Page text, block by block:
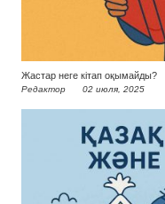
Жастар неге кітап оқымайды?
Редактор 02 июля, 2025